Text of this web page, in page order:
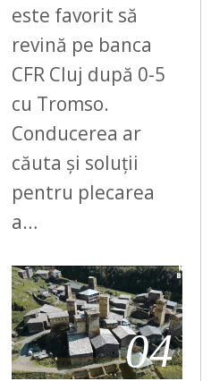
este favorit să
revină pe banca
CFR Cluj după 0-5
cu Tromso.
Conducerea ar
căuta și soluții
pentru plecarea
a…
04